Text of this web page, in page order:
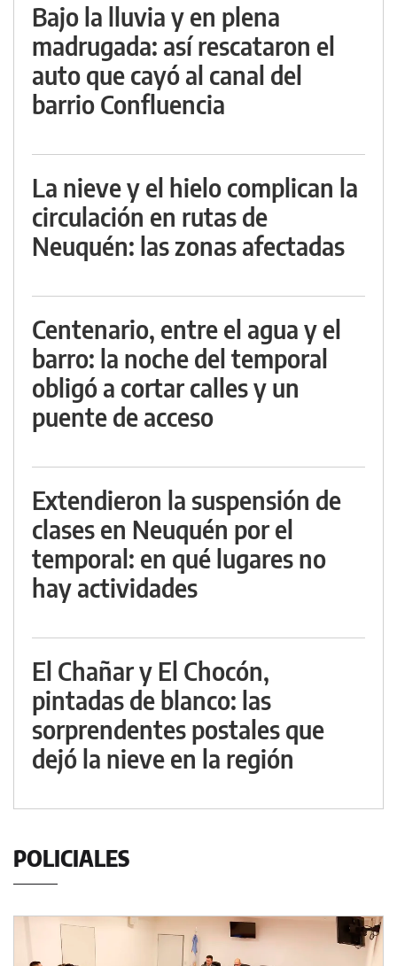
Bajo la lluvia y en plena
madrugada: así rescataron el
auto que cayó al canal del
barrio Confluencia
La nieve y el hielo complican la
circulación en rutas de
Neuquén: las zonas afectadas
Centenario, entre el agua y el
barro: la noche del temporal
obligó a cortar calles y un
puente de acceso
Extendieron la suspensión de
clases en Neuquén por el
temporal: en qué lugares no
hay actividades
El Chañar y El Chocón,
pintadas de blanco: las
sorprendentes postales que
dejó la nieve en la región
POLICIALES